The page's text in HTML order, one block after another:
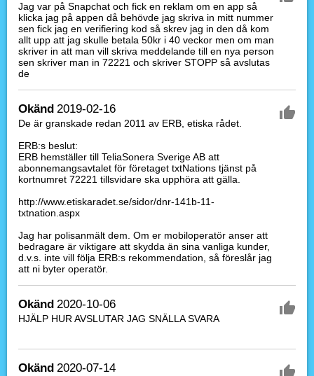
Jag var på Snapchat och fick en reklam om en app så
klicka jag på appen då behövde jag skriva in mitt nummer
sen fick jag en verifiering kod så skrev jag in den då kom
allt upp att jag skulle betala 50kr i 40 veckor men om man
skriver in att man vill skriva meddelande till en nya person
sen skriver man in 72221 och skriver STOPP så avslutas
de
Okänd 2019-02-16
De är granskade redan 2011 av ERB, etiska rådet.
ERB:s beslut:
ERB hemställer till TeliaSonera Sverige AB att
abonnemangsavtalet för företaget txtNations tjänst på
kortnumret 72221 tillsvidare ska upphöra att gälla.
http://www.etiskaradet.se/sidor/dnr-141b-11-
txtnation.aspx
Jag har polisanmält dem. Om er mobiloperatör anser att
bedragare är viktigare att skydda än sina vanliga kunder,
d.v.s. inte vill följa ERB:s rekommendation, så föreslår jag
att ni byter operatör.
Okänd 2020-10-06
HJÄLP HUR AVSLUTAR JAG SNÄLLA SVARA
Okänd 2020-07-14